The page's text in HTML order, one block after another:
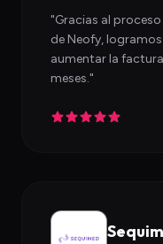
"Gracias al
de Neofy,
aumentar la
meses."